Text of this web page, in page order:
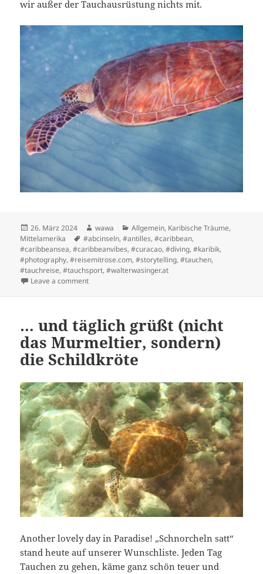
wir außer der Tauchausrüstung nichts mit.
Posted
on
26. März 2024 Author
wawa Categories
Allgemein, Karibische Träume,
Mittelamerika
Tags
#abcinseln,#antilles,#caribbean,
#caribbeansea,#caribbeanvibes,#curacao,#diving,#karibik,
#photography,#reisemitrose.com,#storytelling,#tauchen,
#tauchreise,#tauchsport,#walterwasinger.at
Leave a commenton Arielle und Neptun erkunden das Meer
… und täglich grüßt (nicht
das Murmeltier, sondern)
die Schildkröte
Another lovely day in Paradise! „Schnorcheln satt“
stand heute auf unserer Wunschliste. Jeden Tag
Tauchen zu gehen, käme ganz schön teuer und